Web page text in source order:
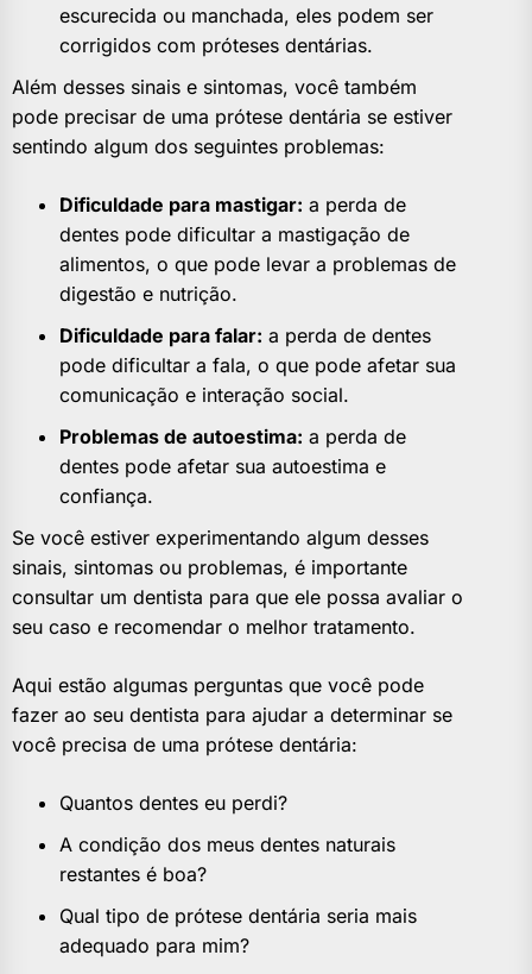
escurecida ou manchada, eles podem ser
corrigidos com próteses dentárias.
Além desses sinais e sintomas, você também
pode precisar de uma prótese dentária se estiver
sentindo algum dos seguintes problemas:
Dificuldade para mastigar: a perda de
dentes pode dificultar a mastigação de
alimentos, o que pode levar a problemas de
digestão e nutrição.
Dificuldade para falar: a perda de dentes
pode dificultar a fala, o que pode afetar sua
comunicação e interação social.
Problemas de autoestima: a perda de
dentes pode afetar sua autoestima e
confiança.
Se você estiver experimentando algum desses
sinais, sintomas ou problemas, é importante
consultar um dentista para que ele possa avaliar o
seu caso e recomendar o melhor tratamento.
Aqui estão algumas perguntas que você pode
fazer ao seu dentista para ajudar a determinar se
você precisa de uma prótese dentária:
Quantos dentes eu perdi?
A condição dos meus dentes naturais
restantes é boa?
Qual tipo de prótese dentária seria mais
adequado para mim?